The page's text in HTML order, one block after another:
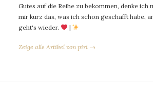
Gutes auf die Reihe zu bekommen, denke ich
mir kurz das, was ich schon geschafft habe,
geht's wieder.
|
Zeige alle Artikel von piri →